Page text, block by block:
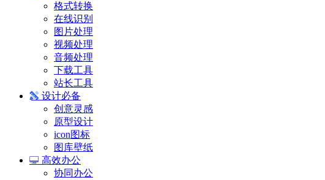
格式转换
在线识别
图片处理
视频处理
音频处理
下载工具
站长工具
设计必备
创意灵感
原型设计
icon图标
图库壁纸
高效办公
协同办公